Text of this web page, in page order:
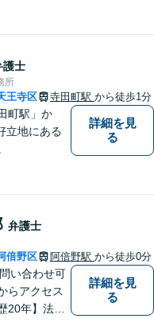
おります。
ださい。
可】
護士
所
王寺区 寺田町駅 から徒歩1分
町駅」か
立地にある
詳細を見
る
弁護士
倍野区 阿倍野駅 から徒歩0分
い合わせ可
らアクセス
20年】法テ
詳細を見
る